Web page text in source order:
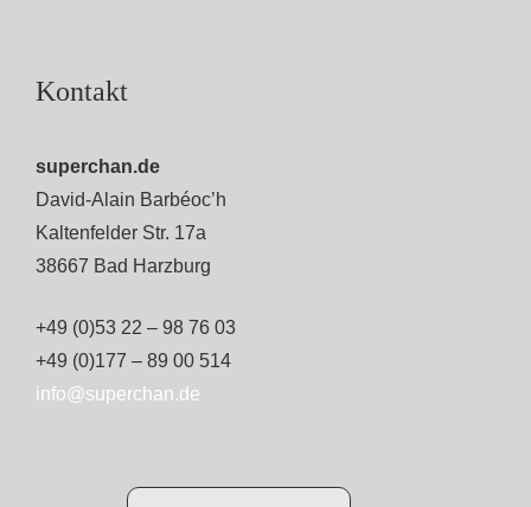
Kontakt
superchan.de
David-Alain Barbéoc’h
Kaltenfelder Str. 17a
38667 Bad Harzburg
+49 (0)53 22 – 98 76 03
+49 (0)177 – 89 00 514
info@superchan.de